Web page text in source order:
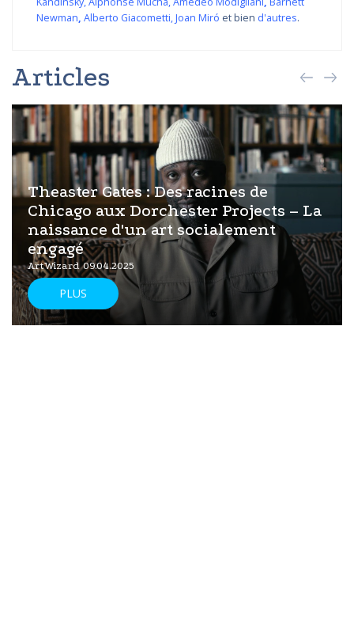
Newman, Alberto Giacometti,Joan Miró et bien d'autres.
Articles
Theaster Gates : Des racines de
Chicago aux Dorchester Projects – La
naissance d'un art socialement
engagé
ArtWizard 09.04.2025
PLUS